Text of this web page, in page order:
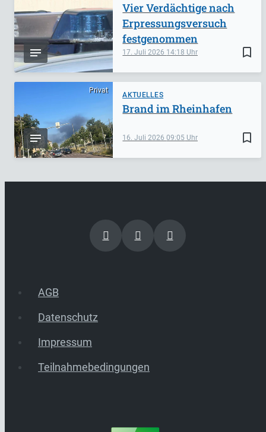
bookmark_border
17. Juli 2026 14:18
Vier Verdächtige nach
Erpressungsversuch
festgenommen
Privat
AKTUELLES
bookmark_border
16. Juli 202609:05
Brand im Rheinhafen
AGB
Datenschutz
Impressum
Teilnahmebedingungen